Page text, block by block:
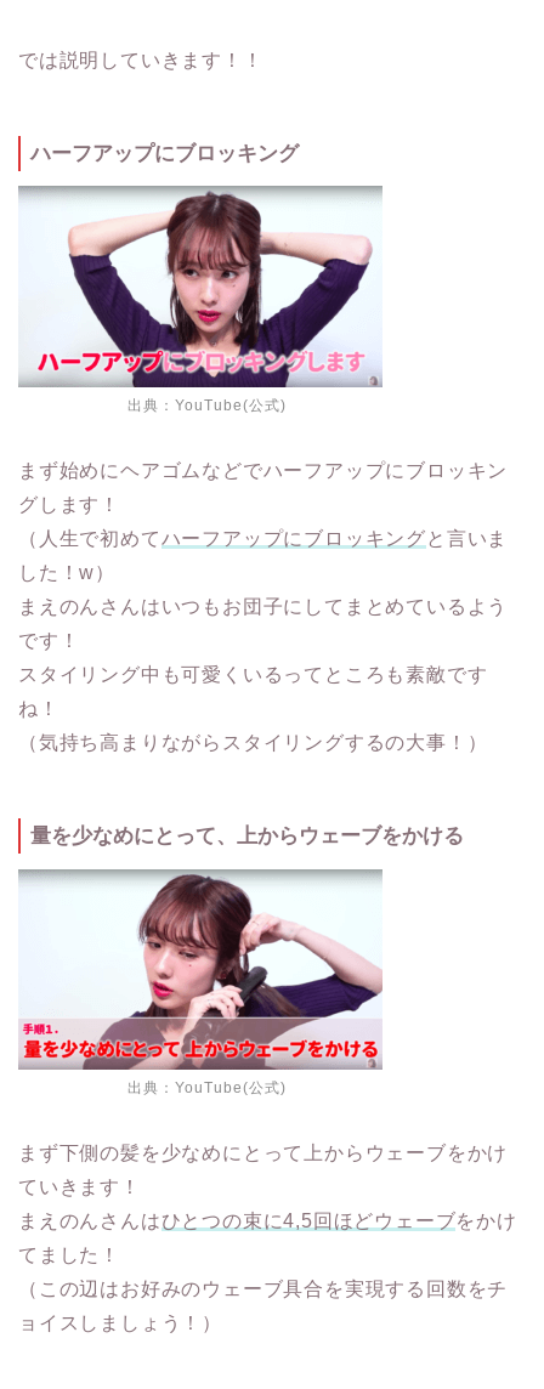
では説明していきます！！
ハーフアップにブロッキング
出典： YouTube(公式)
まず始めにヘアゴムなどでハーフアップにブロッキン
グします！
（人生で初めてハーフアップにブロッキング と言いま
した！w）
まえのんさんはいつもお団子にしてまとめているよう
です！
スタイリング中も可愛くいるってところも素敵です
ね！
（気持ち高まりながらスタイリングするの大事！）
量を少なめにとって、上からウェーブをかける
出典： YouTube(公式)
まず下側の髪を少なめにとって上からウェーブをかけ
ていきます！
まえのんさんはひとつの束に4,5回ほどウェーブをかけ
てました！
（この辺はお好みのウェーブ具合を実現する回数をチ
ョイスしましょう！）